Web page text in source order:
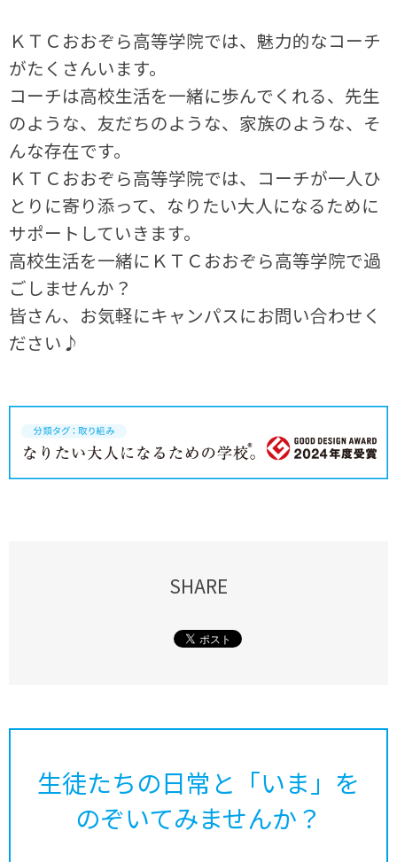
ＫＴＣおおぞら高等学院では、魅力的なコーチ
がたくさんいます。
コーチは高校生活を一緒に歩んでくれる、先生
のような、友だちのような、家族のような、そ
んな存在です。
ＫＴＣおおぞら高等学院では、コーチが一人ひ
とりに寄り添って、なりたい大人になるために
サポートしていきます。
高校生活を一緒にＫＴＣおおぞら高等学院で過
ごしませんか？
皆さん、お気軽にキャンパスにお問い合わせく
ださい♪
SHARE
生徒たちの日常と「いま」を
のぞいてみませんか？